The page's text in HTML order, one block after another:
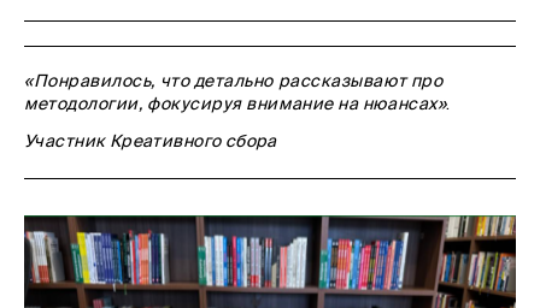
«Понравилось, что детально рассказывают про
методологии, фокусируя внимание на нюансах».
Участник Креативного сбора